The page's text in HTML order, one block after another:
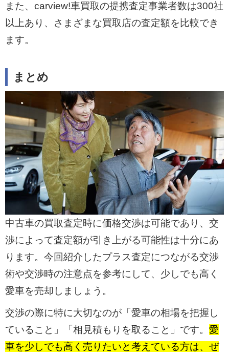
また、carview!車買取の提携査定事業者数は300社
以上あり、さまざまな買取店の査定額を比較でき
ます。
まとめ
中古車の買取査定時に価格交渉は可能であり、交
渉によって査定額が引き上がる可能性は十分にあ
ります。今回紹介したプラス査定につながる交渉
術や交渉時の注意点を参考にして、少しでも高く
愛車を売却しましょう。
交渉の際に特に大切なのが「愛車の相場を把握し
ていること」「相見積もりを取ること」です。 愛
車を少しでも高く売りたいと考えている方は、ぜ